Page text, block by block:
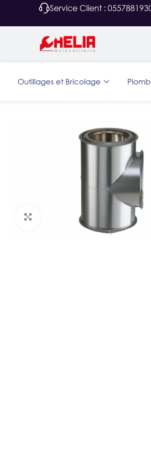
Service Client :
Outillages et Bricolage